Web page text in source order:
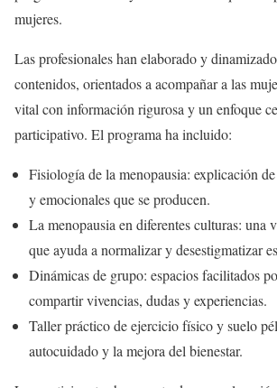
mujeres.
Las profesionales han elaborado y
contenidos, orientados a acompañar a las
vital con información rigurosa y un enfoque
participativo. El programa ha incluido:
Fisiología de la menopausia: explicación
y emocionales que se producen.
La menopausia en diferentes culturas: una
que ayuda a normalizar y desestigmatizar
Dinámicas de grupo: espacios facilitados
compartir vivencias, dudas y experiencias.
Taller práctico de ejercicio físico y suelo
autocuidado y la mejora del bienestar.